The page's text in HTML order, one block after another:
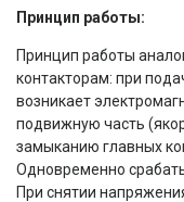
Принцип работы:
Принцип работы
контакторам: при
возникает
подвижную часть
замыканию главных
Одновременно
При снятии